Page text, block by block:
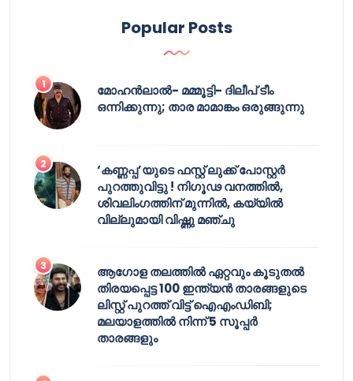
Popular Posts
മോഹൻലാൽ- മമ്മൂട്ടി- ദിലീപ് ടീം
ഒന്നിക്കുന്നു; താര മാമാങ്കം ഒരുങ്ങുന്നു
‘കണ്ണപ്പ’യുടെ ഫസ്റ്റ് ലുക്ക് പോസ്റ്റർ
പുറത്തുവിട്ടു ! നിഗൂഢ വനത്തിൽ,
ശിവലിംഗത്തിന് മുന്നിൽ, കയ്യിൽ
വില്ലുമായി വിഷ്ണു മഞ്ചു
ആഗോള തലത്തിൽ ഏറ്റവും കൂടുതൽ
തിരയപ്പെട്ട 100 ഇന്ത്യൻ താരങ്ങളുടെ
ലിസ്റ്റ് പുറത്ത് വിട്ട് ഐഎംഡിബി;
മലയാളത്തിൽ നിന്ന് 5 സൂപ്പർ
താരങ്ങളും